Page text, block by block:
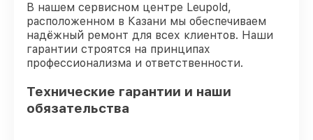
В нашем сервисном центре Leupold,
расположенном в Казани мы обеспечиваем
надёжный ремонт для всех клиентов. Наши
гарантии строятся на принципах
профессионализма и ответственности.
Технические гарантии и наши
обязательства